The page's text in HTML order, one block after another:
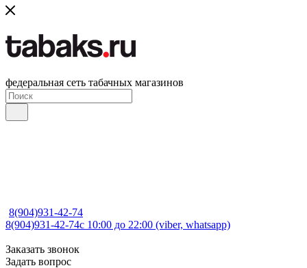
федеральная сеть табачных магазинов
8(904)931-42-74
8(904)931-42-74с 10:00 до 22:00 (viber, whatsapp)
Заказать звонок
Задать вопрос